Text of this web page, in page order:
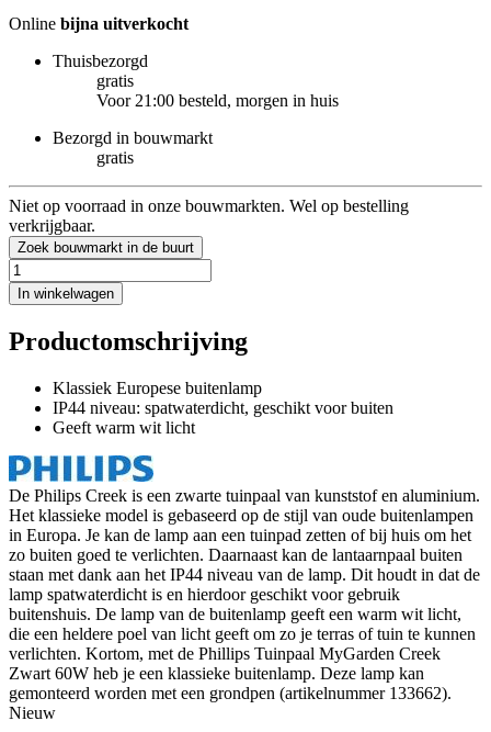
Online bijna uitverkocht
Thuisbezorgd
gratis
Voor 21:00 besteld, morgen in huis
Bezorgd in bouwmarkt
gratis
Niet op voorraad in onze bouwmarkten. Wel op bestelling
verkrijgbaar.
Zoek bouwmarkt in de buurt
In winkelwagen
Productomschrijving
Klassiek Europese buitenlamp
IP44 niveau: spatwaterdicht, geschikt voor buiten
Geeft warm wit licht
De Philips Creek is een zwarte tuinpaal van kunststof en aluminium.
Het klassieke model is gebaseerd op de stijl van oude buitenlampen
in Europa. Je kan de lamp aan een tuinpad zetten of bij huis om het
zo buiten goed te verlichten. Daarnaast kan de lantaarnpaal buiten
staan met dank aan het IP44 niveau van de lamp. Dit houdt in dat de
lamp spatwaterdicht is en hierdoor geschikt voor gebruik
buitenshuis. De lamp van de buitenlamp geeft een warm wit licht,
die een heldere poel van licht geeft om zo je terras of tuin te kunnen
verlichten. Kortom, met de Phillips Tuinpaal MyGarden Creek
Zwart 60W heb je een klassieke buitenlamp. Deze lamp kan
gemonteerd worden met een grondpen (artikelnummer 133662).
Nieuw